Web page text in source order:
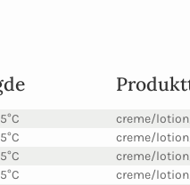
creme/
creme/
creme/
creme/